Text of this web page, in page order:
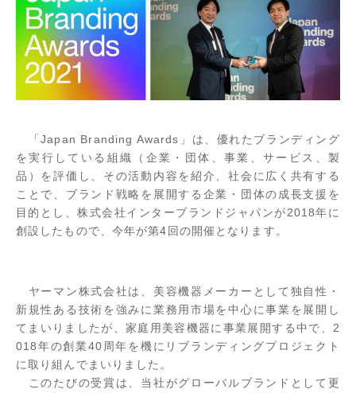
「Japan Branding Awards」は、優れたブランディング
を実行している組織（企業・団体、事業、サービス、製
品）を評価し、その活動内容を紹介、社会に広く共有する
ことで、ブランド戦略を展開する企業・団体の成長支援を
目的とし、株式会社インターブランドジャパンが2018年に
創設したもので、今年が第4回の開催となります。
ヤーマン株式会社は、美容機器メーカーとして独自性・
新規性ある技術を強みに業務用市場を中心に事業を展開し
てまいりましたが、家庭用美容機器に事業展開する中で、2
018年の創業40周年を機にリブランディングプロジェクト
に取り組んでまいりました。
このたびの受賞は、当社がグローバルブランドとして更